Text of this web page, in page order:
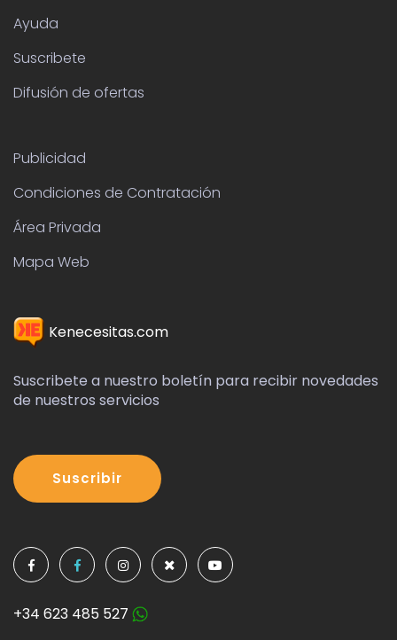
Ayuda
Suscribete
Difusión de ofertas
Publicidad
Condiciones de Contratación
Área Privada
Mapa Web
Kenecesitas.com
Suscribete a nuestro boletín para recibir novedades
de nuestros servicios
Suscribir
+34 623 485 527